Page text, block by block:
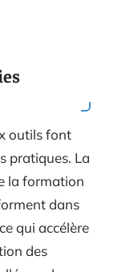
outils font
pratiques. La
la formation
dans
qui accélère
des